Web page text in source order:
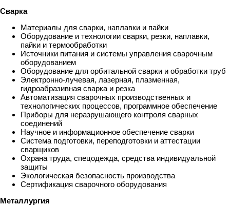
Сварка
Материалы для сварки, наплавки и пайки
Оборудование и технологии сварки, резки, наплавки,
пайки и термообработки
Источники питания и системы управления сварочным
оборудованием
Оборудование для орбитальной сварки и обработки труб
Электронно-лучевая, лазерная, плазменная,
гидроабразивная сварка и резка
Автоматизация сварочных производственных и
технологических процессов, программное обеспечение
Приборы для неразрушающего контроля сварных
соединений
Научное и информационное обеспечение сварки
Система подготовки, переподготовки и аттестации
сварщиков
Охрана труда, спецодежда, средства индивидуальной
защиты
Экологическая безопасность производства
Сертификация сварочного оборудования
Металлургия